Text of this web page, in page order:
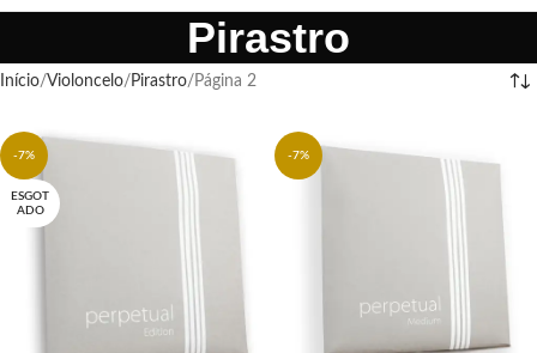
Pirastro
Início Violoncelo Pirastro Página 2
-7%
ESGOT
ADO
-7%